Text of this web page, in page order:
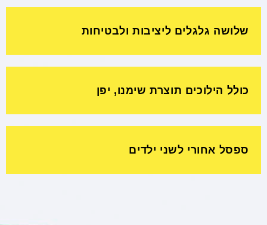
שלושה גלגלים ליציבות ולבטיחות
כולל הילוכים תוצרת שימנו, יפן
ספסל אחורי לשני ילדים